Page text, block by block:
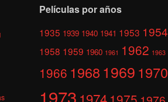
Películas por años
1935 1939 1940 1941 1953 1954
1958 1959 1960 1961 1962 1963
1966 1968 1969 1970
1973